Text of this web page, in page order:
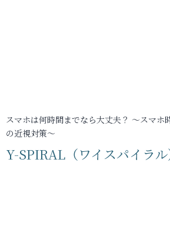
スマホは何時間までなら大丈夫？ ～スマホ
の近視対策～
Y-SPIRAL（ワイスパイラル